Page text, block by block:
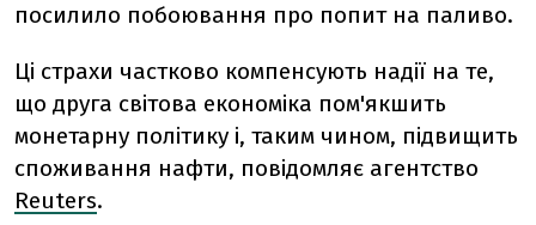
посилило побоювання про попит на паливо.
Ці страхи частково компенсують надії на те,
що друга світова економіка пом'якшить
монетарну політику і, таким чином, підвищить
споживання нафти, повідомляє агентство
Reuters.